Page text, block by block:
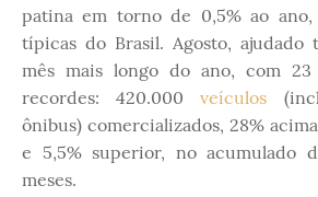
patina em torno de 0,5% ao ano,
típicas do Brasil. Agosto, ajudado
mês mais longo do ano, com
recordes: 420.000veículos
ônibus) comercializados, 28%
e 5,5% superior, no acumulado
meses.